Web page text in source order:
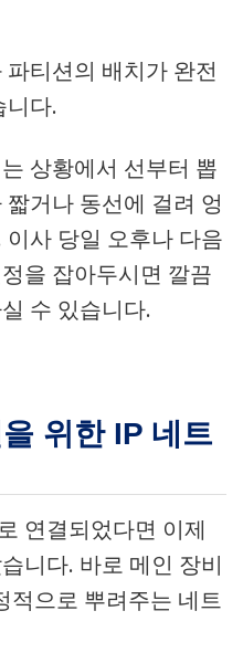
티션의 배치가 완전
니다.
상황에서 선부터 뽑
거나 동선에 걸려 엉
사 당일 오후나 다음
을 잡아두시면 깔끔
수 있습니다.
위한 IP 네트
연결되었다면 이제
니다. 바로 메인 장비
적으로 뿌려주는 네트